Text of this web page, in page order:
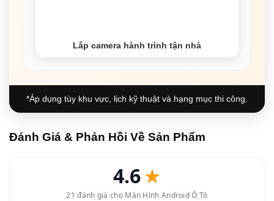
Lắp camera hành trình tận nhà
*Áp dụng tùy khu vực, lịch kỹ thuật và hạng mục thi công.
Đánh Giá & Phản Hồi Về Sản Phẩm
4.6★
21 đánh giá cho Màn Hình Android Ô Tô